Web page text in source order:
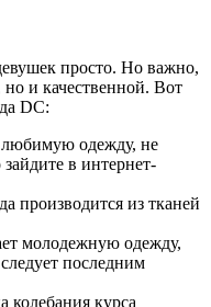
просто. Но важно,
и качественной. Вот
DC:
любимую одежду, не
в интернет-
производится из тканей
молодежную одежду,
последним
колебания курса